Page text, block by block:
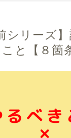
シリーズ】
と【８箇